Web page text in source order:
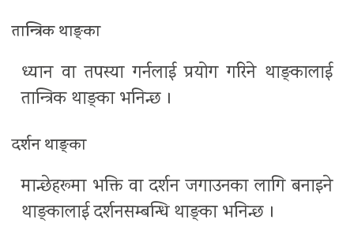
तान्त्रिक थाङ्का
ध्यान वा तपस्या गर्नलाई प्रयोग गरिने थाङ्कालाई
तान्त्रिक थाङ्का भनिन्छ ।
दर्शन थाङ्का
मान्छेहरूमा भक्ति वा दर्शन जगाउनका लागि बनाइने
थाङ्कालाई दर्शनसम्बन्धि थाङ्का भनिन्छ ।